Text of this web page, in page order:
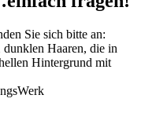
Sie sich bitte an: